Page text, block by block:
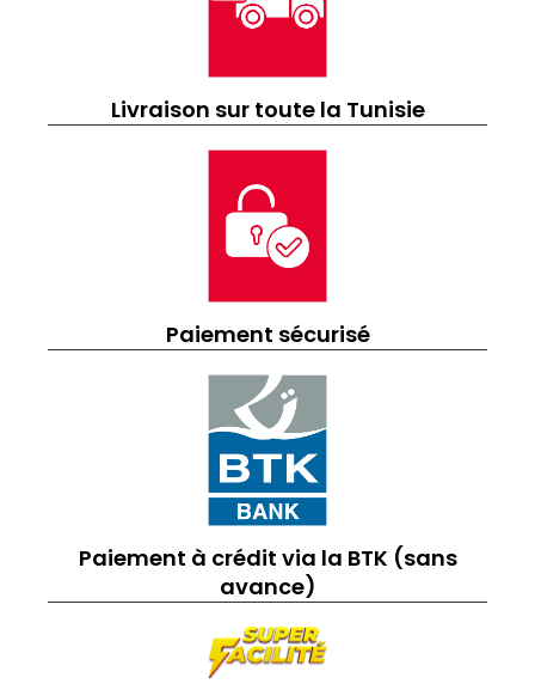
Livraison sur toute la Tunisie
Paiement sécurisé
Paiement à crédit via la BTK (sans
avance)